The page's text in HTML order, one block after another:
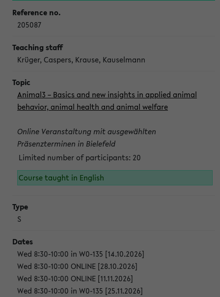
205087
Krüger, Caspers, Krause, Kauselmann
Animal3 – Basics and new insights in applied animal
behavior, animal health and animal welfare
Online Veranstaltung mit ausgewählten
Präsenzterminen in Bielefeld
Limited number of participants: 20
Course taught in English
S
Wed 8:30-10:00 in W0-135 [14.10.2026]
Wed 8:30-10:00 ONLINE [28.10.2026]
Wed 8:30-10:00 ONLINE [11.11.2026]
Wed 8:30-10:00 in W0-135 [25.11.2026]